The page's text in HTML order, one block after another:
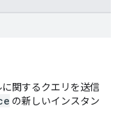
関するクエリを送信
の新しいインスタン